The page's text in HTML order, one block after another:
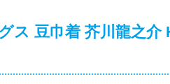
ス 豆巾着 芥川龍之介